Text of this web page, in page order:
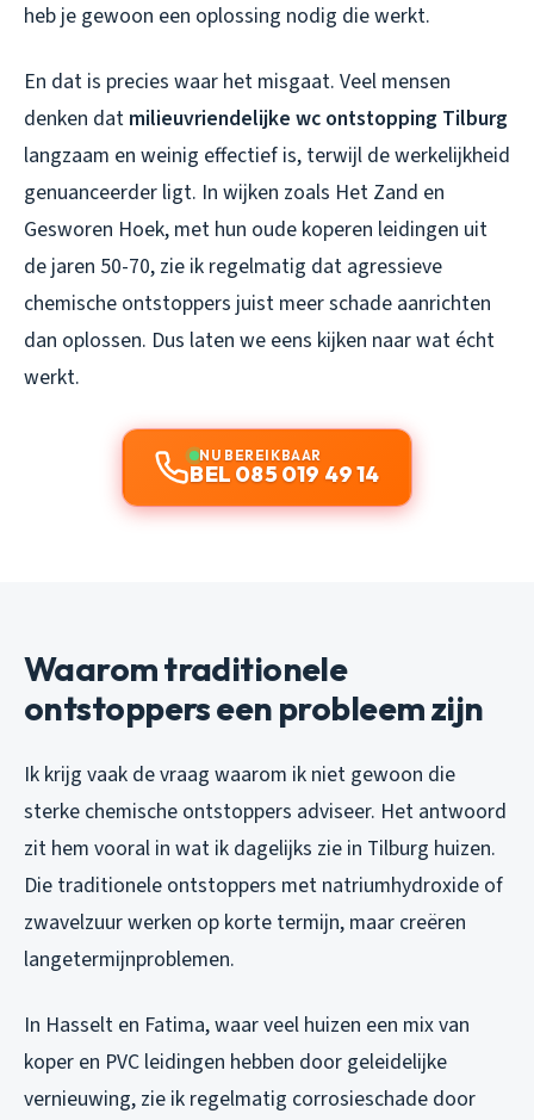
heb je gewoon een oplossing nodig die werkt.
En dat is precies waar het misgaat. Veel mensen
denken dat milieuvriendelijke wc ontstopping Tilburg
langzaam en weinig effectief is, terwijl de werkelijkheid
genuanceerder ligt. In wijken zoals Het Zand en
Gesworen Hoek, met hun oude koperen leidingen uit
de jaren 50-70, zie ik regelmatig dat agressieve
chemische ontstoppers juist meer schade aanrichten
dan oplossen. Dus laten we eens kijken naar wat écht
werkt.
NU BEREIKBAAR
BEL 085 019 49 14
Waarom traditionele
ontstoppers een probleem zijn
Ik krijg vaak de vraag waarom ik niet gewoon die
sterke chemische ontstoppers adviseer. Het antwoord
zit hem vooral in wat ik dagelijks zie in Tilburg huizen.
Die traditionele ontstoppers met natriumhydroxide of
zwavelzuur werken op korte termijn, maar creëren
langetermijnproblemen.
In Hasselt en Fatima, waar veel huizen een mix van
koper en PVC leidingen hebben door geleidelijke
vernieuwing, zie ik regelmatig corrosieschade door